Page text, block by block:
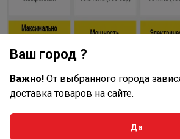
Ваш город ?
Важно! От выбранного города
доставка товаров на сайте.
Да